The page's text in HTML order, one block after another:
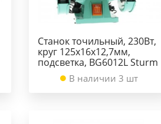
Станок точильный, 230Вт,
круг 125х16х12,7мм,
подсветка, BG6012L Sturm
В наличии 3 шт